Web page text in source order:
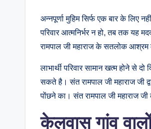
अन्नपूर्णा मुहिम सिर्फ एक बार के लिए
परिवार आत्मनिर्भर न हो, तब तक यह
रामपाल जी महाराज के सतलोक
लाभार्थी परिवार सामान खत्म होने
सकते है। संत रामपाल जी महाराज जी
पोंछने का। संत रामपाल जी महाराज
केलवास गांव